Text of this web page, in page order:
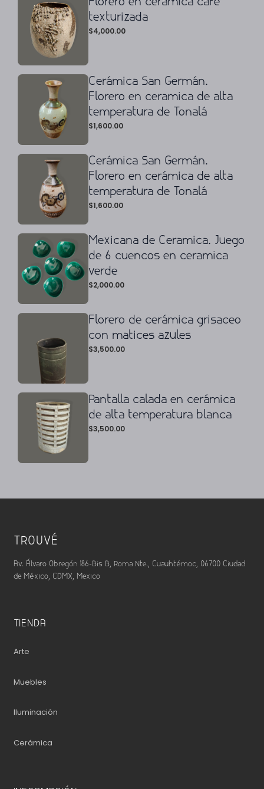
texturizada
$4,000.00
Cerámica San Germán.
Florero en ceramica de alta
temperatura de Tonalá
$1,600.00
Cerámica San Germán.
Florero en cerámica de alta
temperatura de Tonalá
$1,600.00
Mexicana de Ceramica. Juego
de 6 cuencos en ceramica
verde
$2,000.00
Florero de cerámica grisaceo
con matices azules
$3,500.00
Pantalla calada en cerámica
de alta temperatura blanca
$3,500.00
TROUVÉ
Av. Álvaro Obregón 186-Bis B, Roma Nte., Cuauhtémoc, 06700 Ciudad
de México, CDMX, Mexico
TIENDA
Arte
Muebles
Iluminación
Cerámica